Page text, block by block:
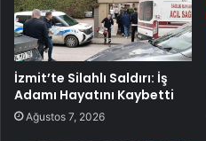
İzmit’te Silahlı Saldırı: İş
Adamı Hayatını Kaybetti
Ağustos 7, 2026